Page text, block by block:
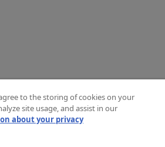
to the storing of cookies on your
site usage, and assist in our
about your privacy